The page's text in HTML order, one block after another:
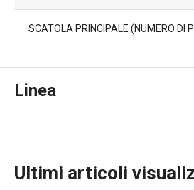
SCATOLA PRINCIPALE (NUMERO DI
Linea
Ultimi articoli